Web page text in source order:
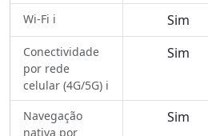
Wi-Fi ℹ️ Sim
Conectividade
por rede
celular (4G/5G) ℹ️
Sim
Navegação
nativa por
Sim